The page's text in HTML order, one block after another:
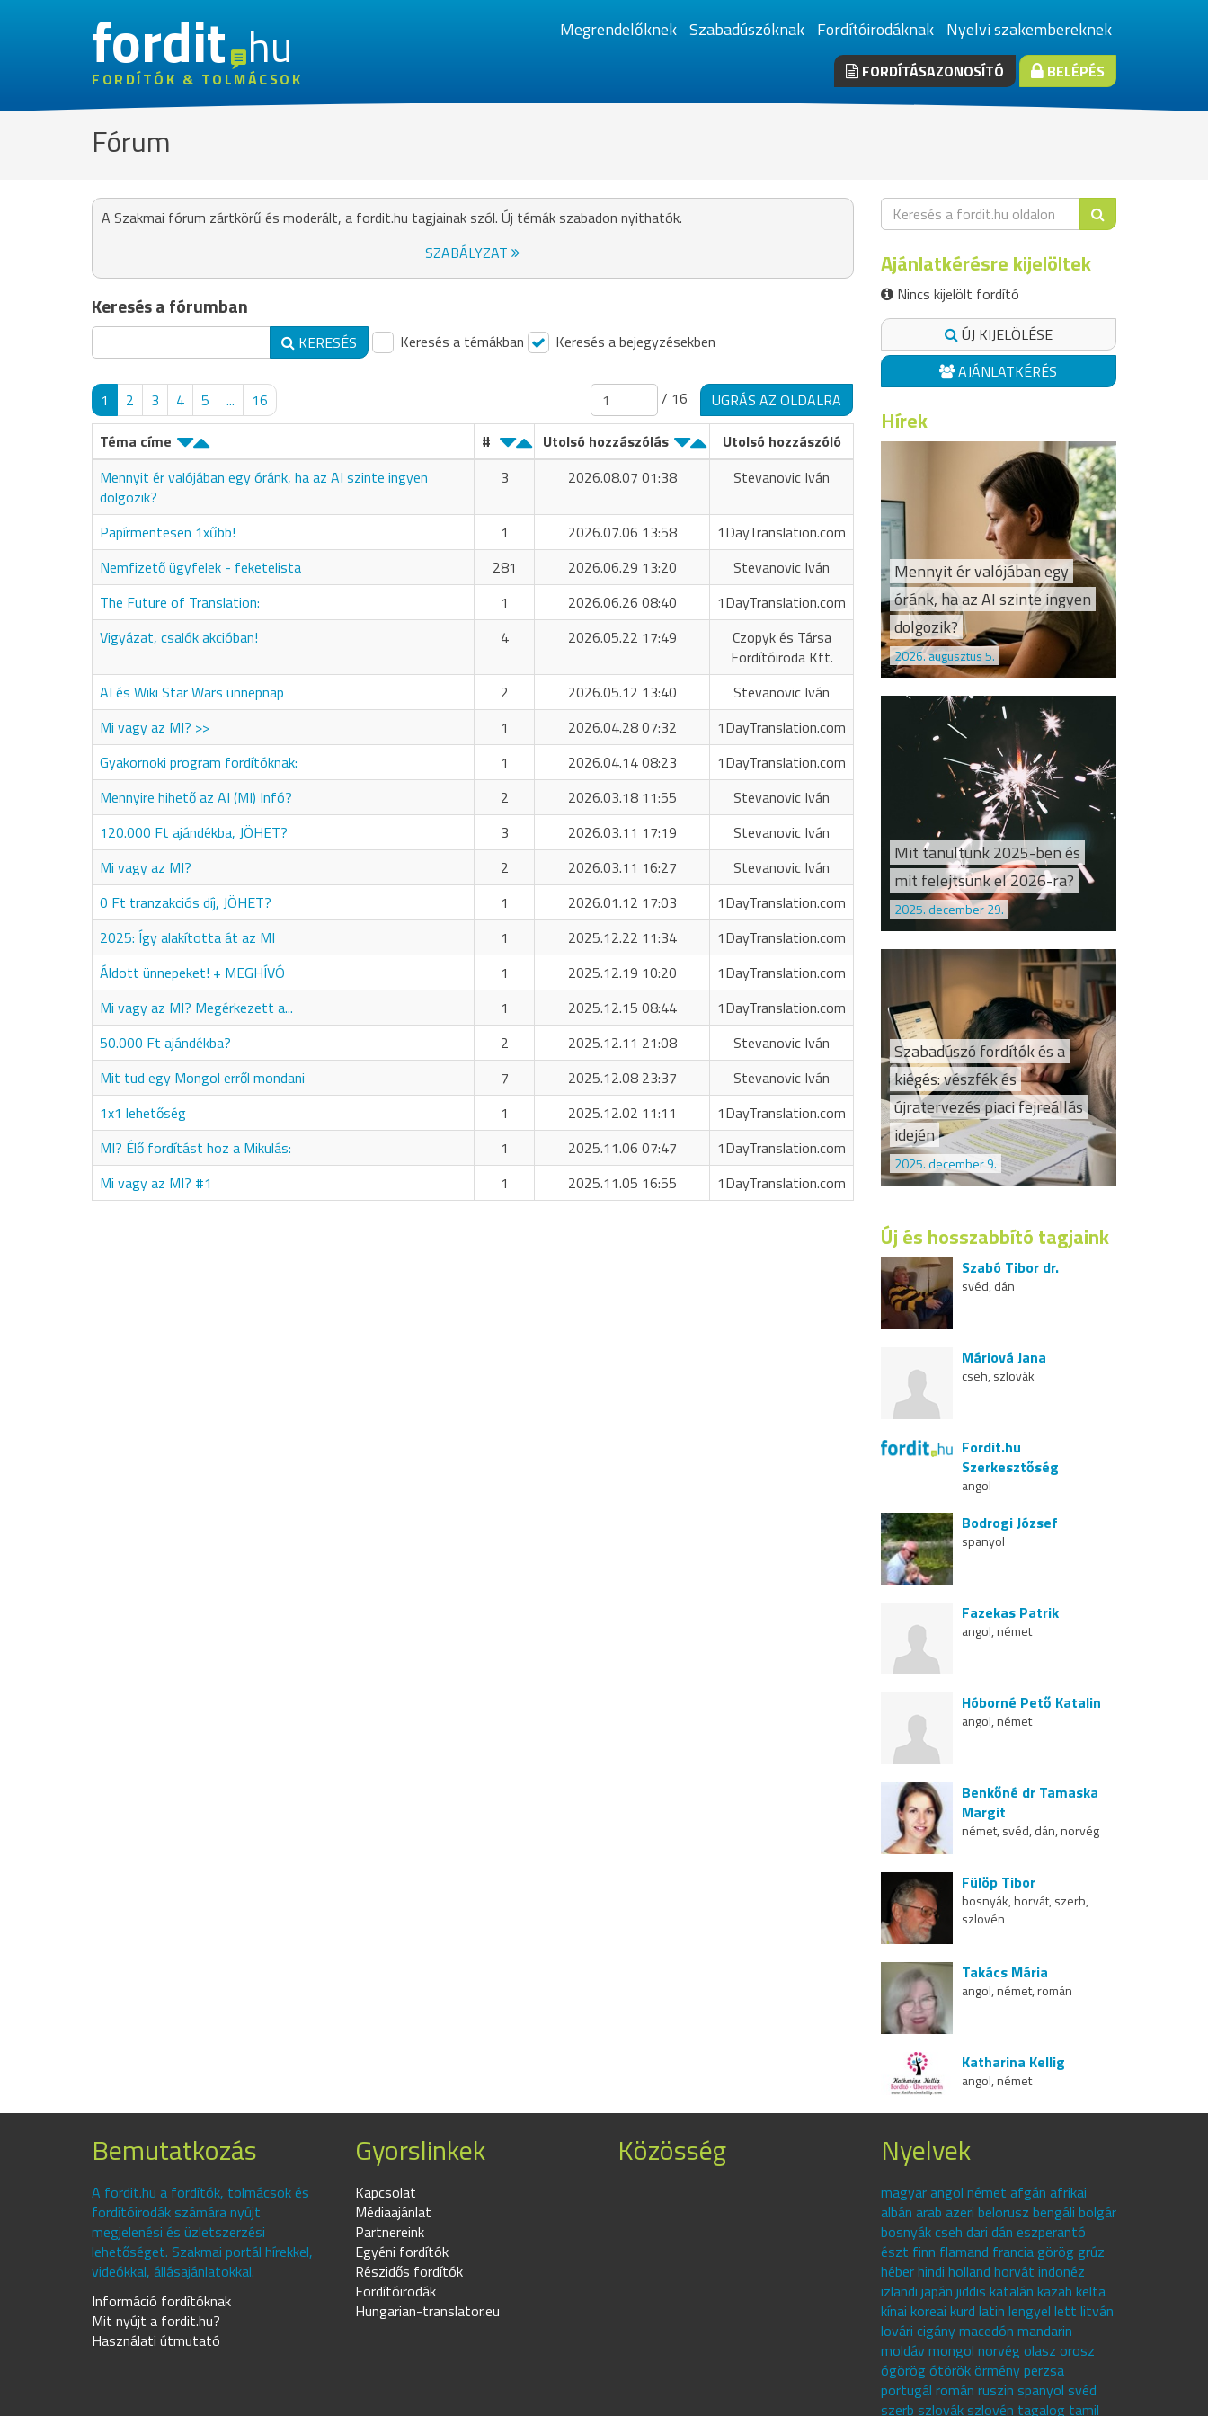
fordithu
FORDÍTÓK & TOLMÁCSOK
Megrendelőknek Szabadúszóknak Fordítóirodáknak Nyelvi szakembereknek
FORDÍTÁSAZONOSÍTÓ BELÉPÉS
Fórum
A Szakmai fórum zártkörű és moderált, a fordit.hu tagjainak szól. Új témák szabadon nyithatók.
SZABÁLYZAT
Keresés a fórumban
KERESÉS Keresés a témákban Keresés a bejegyzésekben
1 2 3 4 5 ... 16 / 16
UGRÁS AZ OLDALRA
Téma címe
# Utolsó hozzászólás
Utolsó hozzászóló
Mennyit ér valójában egy óránk, ha az AI szinte ingyen
dolgozik?
3 2026.08.07 01:38 Stevanovic Iván
Papírmentesen 1xűbb! 1 2026.07.06 13:58
1DayTranslation.com
Nemfizető ügyfelek - feketelista
281 2026.06.29 13:20
Stevanovic Iván
The Future of Translation:
1 2026.06.26 08:40
1DayTranslation.com
Vigyázat, csalók akcióban!
4 2026.05.22 17:49
Czopyk és Társa
Fordítóiroda Kft.
AI és Wiki Star Wars ünnepnap
2 2026.05.12 13:40
Stevanovic Iván
Mi vagy az MI? >>
1 2026.04.28 07:32
1DayTranslation.com
Gyakornoki program fordítóknak:
1 2026.04.14 08:23
1DayTranslation.com
Mennyire hihető az AI (MI) Infó?
2 2026.03.18 11:55
Stevanovic Iván
120.000 Ft ajándékba, JÖHET?
3 2026.03.11 17:19
Stevanovic Iván
Mi vagy az MI?
2 2026.03.11 16:27
Stevanovic Iván
0 Ft tranzakciós díj, JÖHET?
1 2026.01.12 17:03
1DayTranslation.com
2025: Így alakította át az MI
1 2025.12.22 11:34
1DayTranslation.com
Áldott ünnepeket! + MEGHÍVÓ
1 2025.12.19 10:20
1DayTranslation.com
Mi vagy az MI? Megérkezett a...
1 2025.12.15 08:44
1DayTranslation.com
50.000 Ft ajándékba?
2 2025.12.11 21:08
Stevanovic Iván
Mit tud egy Mongol erről mondani
7 2025.12.08 23:37
Stevanovic Iván
1x1 lehetőség
1 2025.12.02 11:11
1DayTranslation.com
MI? Élő fordítást hoz a Mikulás:
1 2025.11.06 07:47
1DayTranslation.com
Mi vagy az MI? #1
1 2025.11.05 16:55 1DayTranslation.com
Ajánlatkérésre kijelöltek
Nincs kijelölt fordító
ÚJ KIJELÖLÉSE
AJÁNLATKÉRÉS
Hírek
Mennyit ér valójában egy
óránk, ha az AI szinte ingyen
dolgozik?
2026. augusztus 5.
Mit tanultunk 2025-ben és
mit felejtsünk el 2026-ra?
2025. december 29.
Szabadúszó fordítók és a
kiégés: vészfék és
újratervezés piaci fejreállás
idején
2025. december 9.
Új és hosszabbító tagjaink
Szabó Tibor dr.
svéd, dán
Máriová Jana
cseh, szlovák
Fordit.hu
Szerkesztőség
angol
Bodrogi József
spanyol
Fazekas Patrik
angol, német
Hóborné Pető Katalin
angol, német
Benkőné dr Tamaska
Margit
német, svéd, dán, norvég
Fülöp Tibor
bosnyák, horvát, szerb,
szlovén
Takács Mária
angol, német, román
Katharina Kellig
angol, német
Bemutatkozás
A fordit.hu a fordítók, tolmácsok és
fordítóirodák számára nyújt
megjelenési és üzletszerzési
lehetőséget. Szakmai portál hírekkel,
videókkal, állásajánlatokkal.
Információ fordítóknak
Mit nyújt a fordit.hu?
Használati útmutató
Gyorslinkek
Kapcsolat
Médiaajánlat
Partnereink
Egyéni fordítók
Részidős fordítók
Fordítóirodák
Hungarian-translator.eu
Közösség Nyelvek
magyar angol német afgán afrikai
albán arab azeri belorusz bengáli bolgár
bosnyák cseh dari dán eszperantó
észt finn flamand francia görög grúz
héber hindi holland horvát indonéz
izlandi japán jiddis katalán kazah kelta
kínai koreai kurd latin lengyel lett litván
lovári cigány macedón mandarin
moldáv mongol norvég olasz orosz
ógörög ótörök örmény perzsa
portugál román ruszin spanyol svéd
szerb szlovák szlovén tagalog tamil